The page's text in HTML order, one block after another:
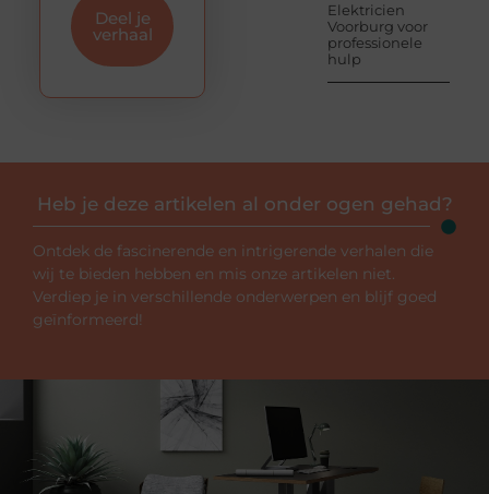
Elektricien
Voorburg voor
professionele
hulp
Deel je
verhaal
Heb je deze artikelen al onder ogen gehad?
Ontdek de fascinerende en intrigerende verhalen die
wij te bieden hebben en mis onze artikelen niet.
Verdiep je in verschillende onderwerpen en blijf goed
geïnformeerd!